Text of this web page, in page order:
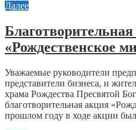
Далее
«Рождественское
Уважаемые руководители
представители бизнеса, и
храма Рождества Пресвятой
благотворительная акция
прошлом году в ходе акции